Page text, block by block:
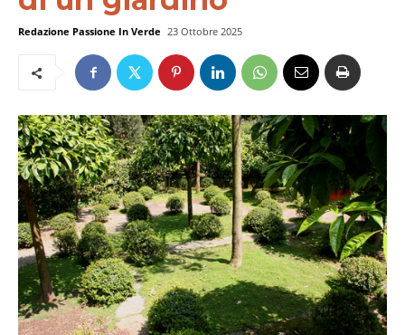
Redazione Passione In Verde 23 Ottobre 2025